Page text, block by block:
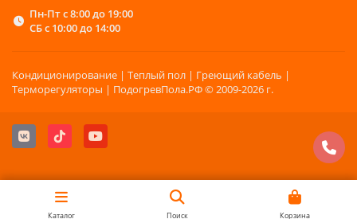
Пн-Пт с 8:00 до 19:00
СБ с 10:00 до 14:00
Кондиционирование | Теплый пол | Греющий кабель |
Терморегуляторы | ПодогревПола.РФ © 2009-2026 г.
Каталог Поиск Корзина